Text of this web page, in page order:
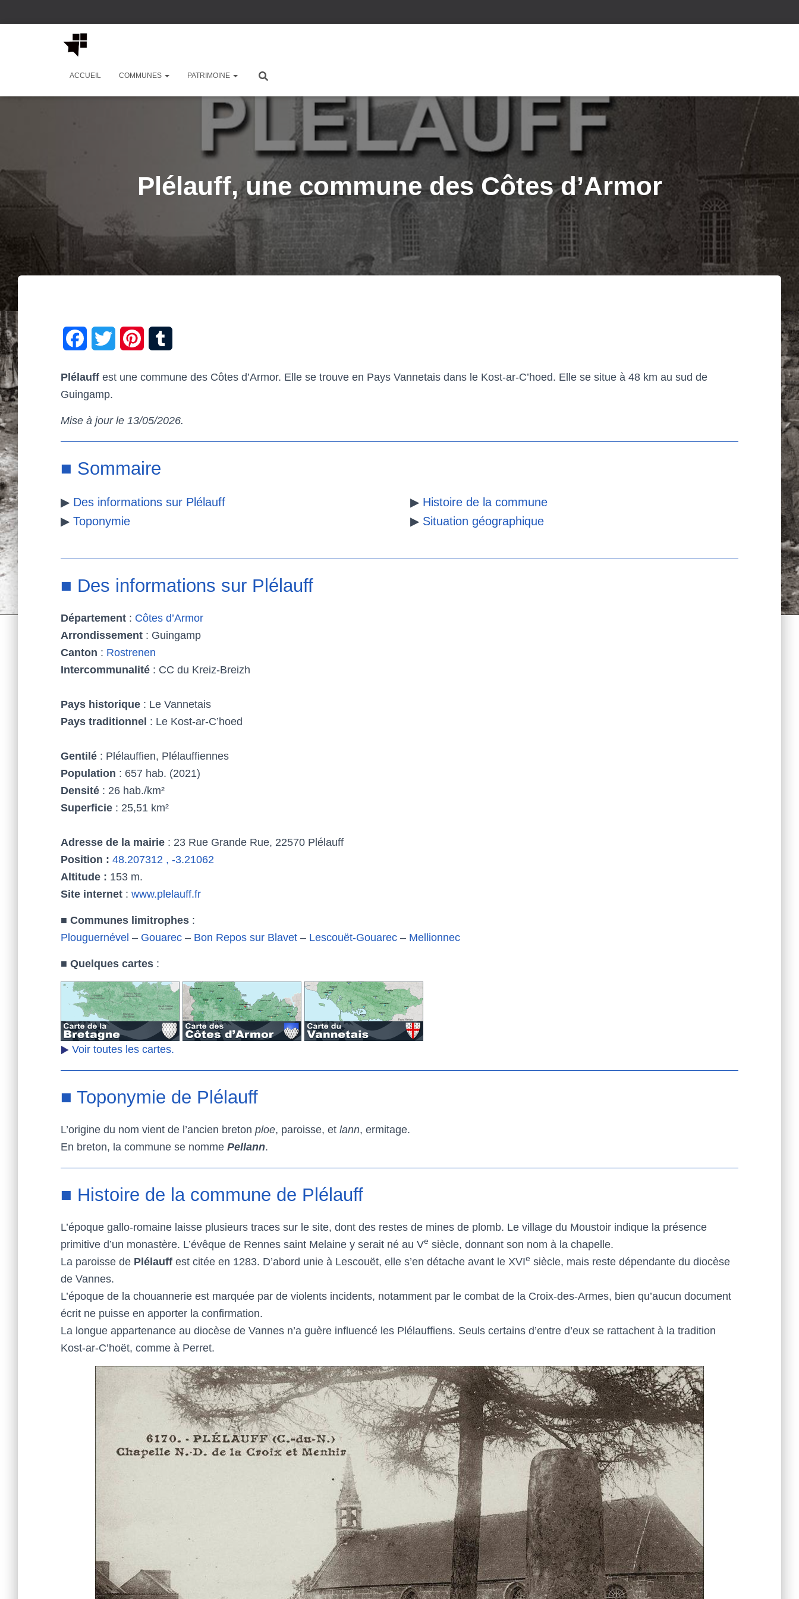
ACCUEIL COMMUNES PATRIMOINE
Plélauff, une commune des Côtes d’Armor
k s
Plélauff est une commune des Côtes d’Armor. Elle se trouve en Pays Vannetais dans le Kost-ar-C’hoed. Elle se situe à 48 km au sud de
Guingamp.
Mise à jour le 13/05/2026.
■ Sommaire
▶ Des informations sur Plélauff
▶ Toponymie
▶ Histoire de la commune
▶ Situation géographique
■ Des informations sur Plélauff
Département : Côtes d’Armor
Arrondissement : Guingamp
Canton : Rostrenen
Intercommunalité : CC du Kreiz-Breizh
Pays historique : Le Vannetais
Pays traditionnel : Le Kost-ar-C’hoed
Gentilé : Plélauffien, Plélauffiennes
Population : 657 hab. (2021)
Densité : 26 hab./km²
Superficie : 25,51 km²
Adresse de la mairie : 23 Rue Grande Rue, 22570 Plélauff
Position : 48.207312 , -3.21062
Altitude : 153 m.
Site internet : www.plelauff.fr
■ Communes limitrophes :
Plouguernével – Gouarec – Bon Repos sur Blavet – Lescouët-Gouarec – Mellionnec
■ Quelques cartes :
Voir toutes les cartes.
■ Toponymie de Plélauff
L’origine du nom vient de l’ancien breton ploe, paroisse, et lann, ermitage.
En breton, la commune se nomme Pellann.
■ Histoire de la commune de Plélauff
L’époque gallo-romaine laisse plusieurs traces sur le site, dont des restes de mines de plomb. Le village du Moustoir indique la présence
primitive d’un monastère. L’évêque de Rennes saint Melaine y serait né au Ve siècle, donnant son nom à la chapelle.
La paroisse de Plélauff est citée en 1283. D’abord unie à Lescouët, elle s’en détache avant le XVIe siècle, mais reste dépendante du diocèse
de Vannes.
L’époque de la chouannerie est marquée par de violents incidents, notamment par le combat de la Croix-des-Armes, bien qu’aucun document
écrit ne puisse en apporter la confirmation.
La longue appartenance au diocèse de Vannes n’a guère influencé les Plélauffiens. Seuls certains d’entre d’eux se rattachent à la tradition
Kost-ar-C’hoët, comme à Perret.